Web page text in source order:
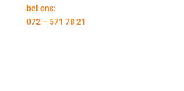
bel ons:
072 – 571 78 21